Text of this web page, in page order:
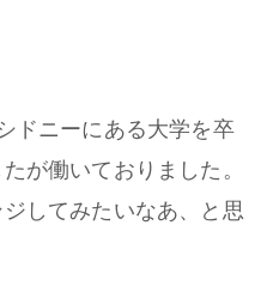
ドニーにある大学を卒
が働いておりました。
してみたいなあ、と思